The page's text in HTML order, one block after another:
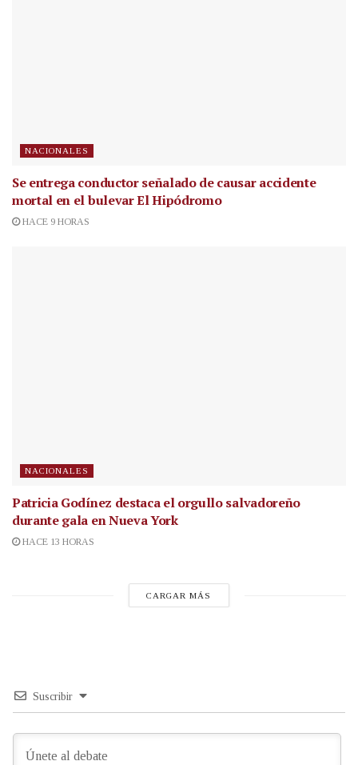
NACIONALES
Se entrega conductor señalado de causar accidente
mortal en el bulevar El Hipódromo
HACE 9 HORAS
NACIONALES
Patricia Godínez destaca el orgullo salvadoreño
durante gala en Nueva York
HACE 13 HORAS
CARGAR MÁS
Suscribir